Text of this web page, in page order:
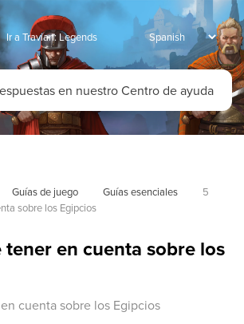
Ir a Travian: Legends
Guías de juego Guías esenciales
5
sobre los Egipcios
tener en cuenta sobre los
cuenta sobre los Egipcios